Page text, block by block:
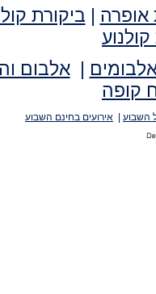
אופרה | ביקורת
קולנוע
|אלבום
קופה
השבוע אירועים בחינם השבוע